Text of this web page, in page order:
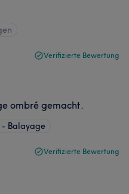
Verifizierte Bewertung
ombré gemacht.
- Balayage
Verifizierte Bewertung